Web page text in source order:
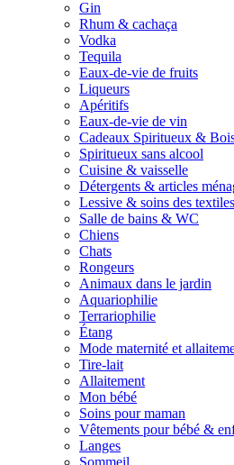
Gin
Rhum & cachaça
Vodka
Tequila
Eaux-de-vie de fruits
Liqueurs
Apéritifs
Eaux-de-vie de vin
Cadeaux Spiritueux &
Spiritueux sans alcool
Cuisine & vaisselle
Détergents & articles
Lessive & soins des textiles
Salle de bains & WC
Chiens
Chats
Rongeurs
Animaux dans le jardin
Aquariophilie
Terrariophilie
Étang
Mode maternité et
Tire-lait
Allaitement
Mon bébé
Soins pour maman
Vêtements pour bébé &
Langes
Sommeil